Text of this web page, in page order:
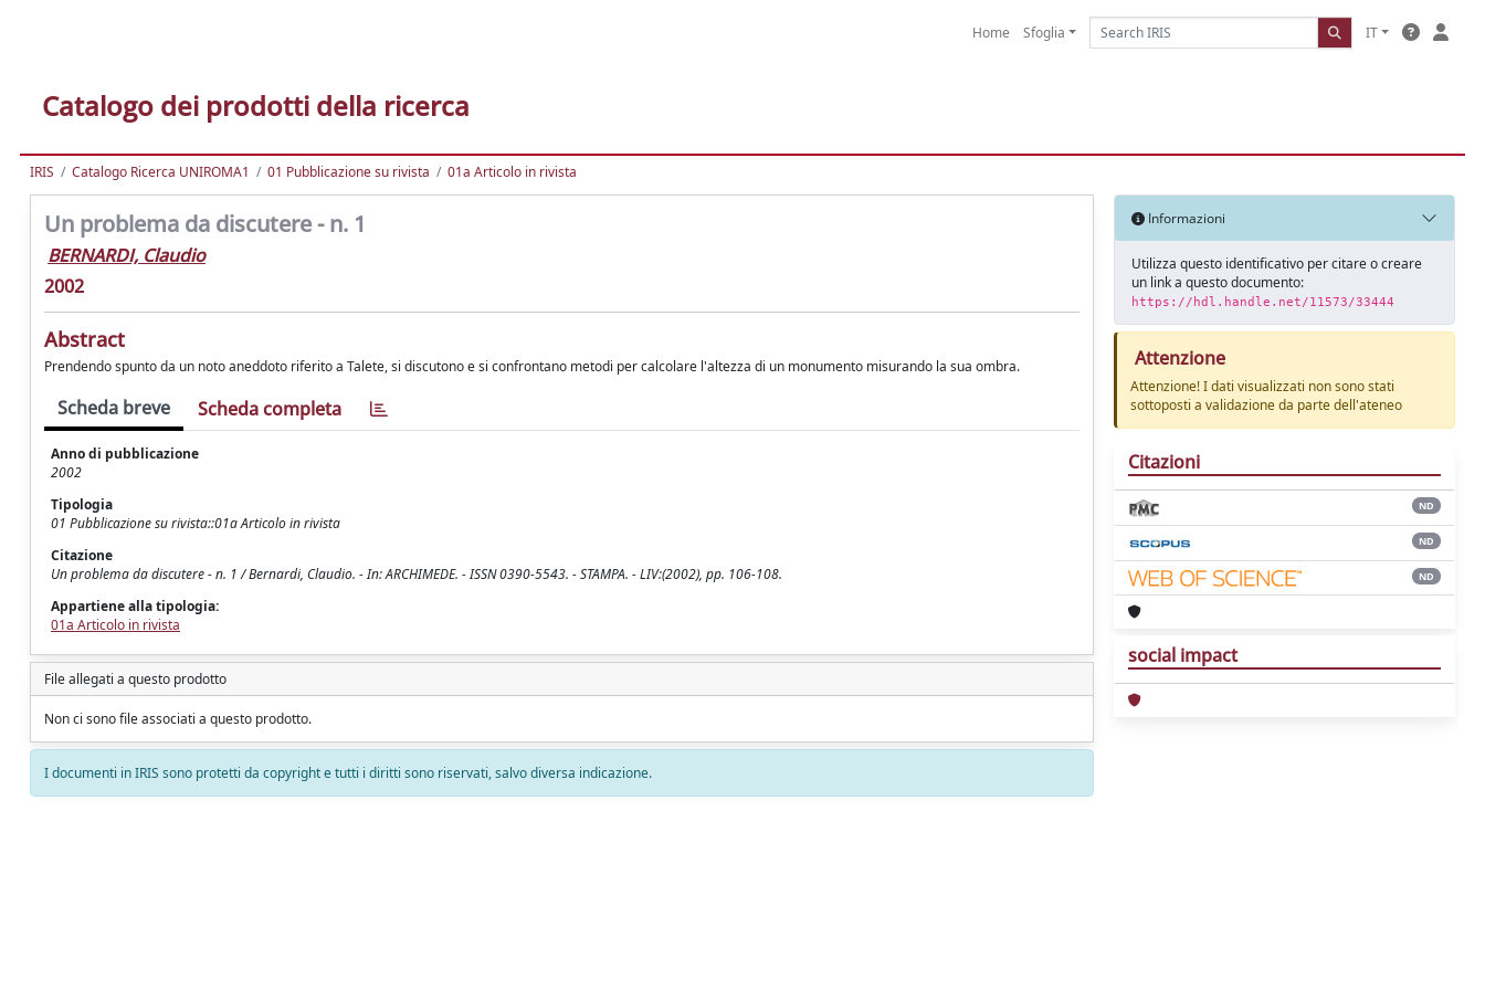
Home Sfoglia IT
Catalogo dei prodotti della ricerca
IRIS Catalogo Ricerca UNIROMA1 01 Pubblicazione su rivista 01a Articolo in rivista
Un problema da discutere - n. 1
BERNARDI, Claudio
2002
Abstract
Prendendo spunto da un noto aneddoto riferito a Talete, si discutono e si confrontano metodi per calcolare l'altezza di un monumento misurando la sua ombra.
Scheda breve Scheda completa
Anno di pubblicazione
2002
Tipologia
01 Pubblicazione su rivista::01a Articolo in rivista
Citazione
Un problema da discutere - n. 1 / Bernardi, Claudio. - In: ARCHIMEDE. - ISSN 0390-5543. - STAMPA. - LIV:(2002), pp. 106-108.
Appartiene alla tipologia:
01a Articolo in rivista
File allegati a questo prodotto
Non ci sono file associati a questo prodotto.
I documenti in IRIS sono protetti da copyright e tutti i diritti sono riservati, salvo diversa indicazione.
Informazioni
Utilizza questo identificativo per citare o creare
un link a questo documento:
https://hdl.handle.net/11573/33444
Attenzione
Attenzione! I dati visualizzati non sono stati
sottoposti a validazione da parte dell'ateneo
Citazioni
ND
ND
ND
social impact